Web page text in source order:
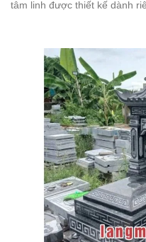
tâm linh được thiết kế dành